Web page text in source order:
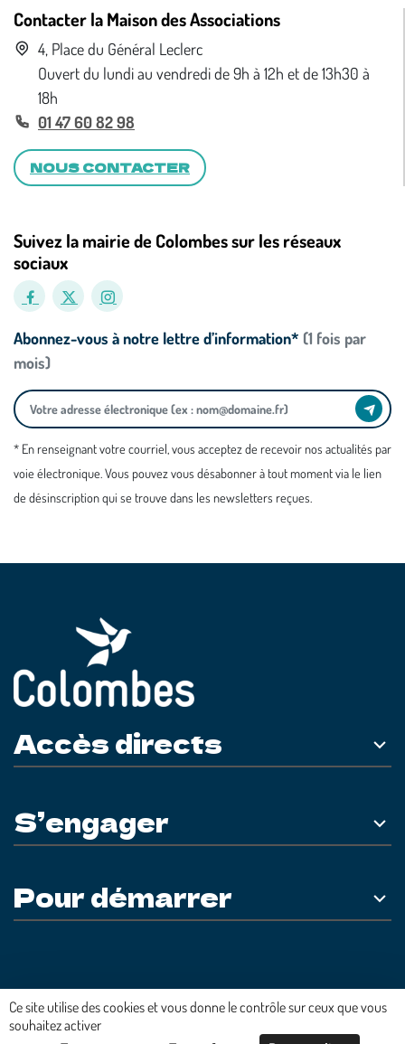
Contacter la Maison des Associations
4, Place du Général Leclerc
Ouvert du lundi au vendredi de 9h à 12h et de 13h30 à
18h
01 47 60 82 98
NOUS CONTACTER
Suivez la mairie de Colombes sur les réseaux
sociaux
Abonnez-vous à notre lettre d’information* (1 fois par
mois)
* En renseignant votre courriel, vous acceptez de recevoir nos actualités par
voie électronique. Vous pouvez vous désabonner à tout moment via le lien
de désinscription qui se trouve dans les newsletters reçues.
Accès directs
S’engager
Pour démarrer
Plateforme développée en France parHACKTIV
Ce site utilise des cookies et vous donne le contrôle sur ceux que vous
souhaitez activer